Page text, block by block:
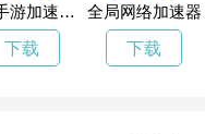
迅游手游加速器官网
下载
全局网络加速器
下载